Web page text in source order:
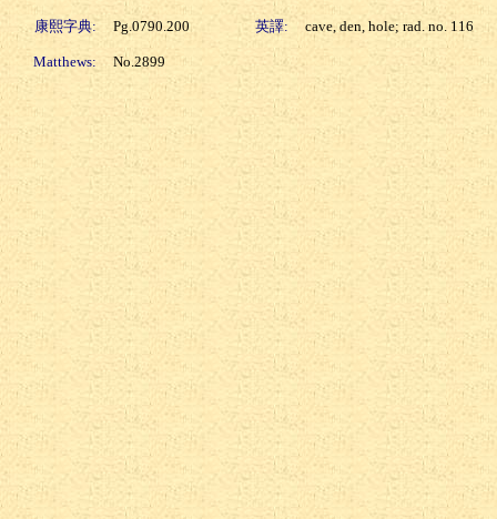
康熙字典: Pg.0790.200 英譯: cave, den, hole; rad. no. 116
Matthews: No.2899